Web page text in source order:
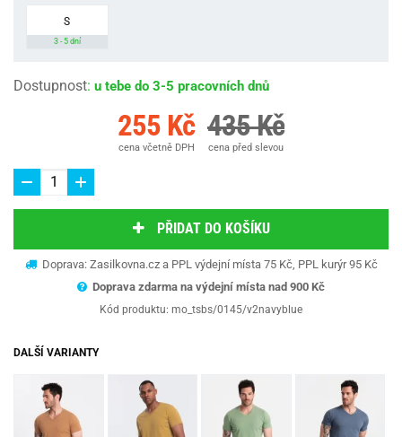
S
3 - 5 dní
Dostupnost: u tebe do 3-5 pracovních dnů
255 Kč
cena včetně DPH
435 Kč
cena před slevou
PŘIDAT DO KOŠÍKU
Doprava: Zasilkovna.cz a PPL výdejní místa 75 Kč, PPL kurýr 95 Kč
Doprava zdarma na výdejní místa nad 900 Kč
Kód produktu: mo_tsbs/0145/v2navyblue
DALŠÍ VARIANTY